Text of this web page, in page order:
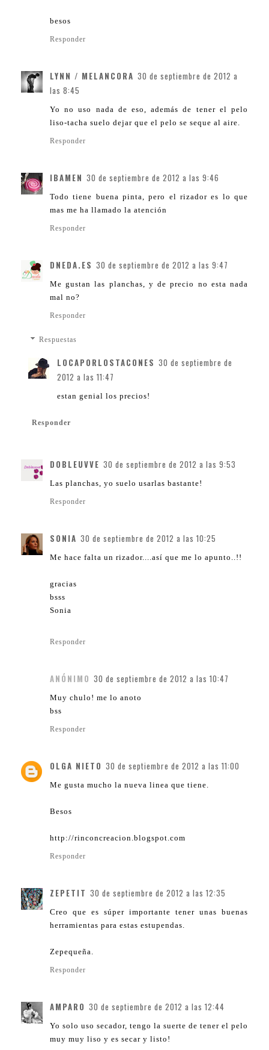
besos
Responder
LYNN / MELANCORA 30 de septiembre de 2012 a
las 8:45
Yo no uso nada de eso, además de tener el pelo
liso-tacha suelo dejar que el pelo se seque al aire.
Responder
IBAMEN 30 de septiembre de 2012 a las 9:46
Todo tiene buena pinta, pero el rizador es lo que
mas me ha llamado la atención
Responder
DNEDA.ES 30 de septiembre de 2012 a las 9:47
Me gustan las planchas, y de precio no esta nada
mal no?
Responder
Respuestas
LOCAPORLOSTACONES 30 de septiembre de
2012 a las 11:47
estan genial los precios!
Responder
DOBLEUVVE 30 de septiembre de 2012 a las 9:53
Las planchas, yo suelo usarlas bastante!
Responder
SONIA 30 de septiembre de 2012 a las 10:25
Me hace falta un rizador....así que me lo apunto..!!
gracias
bsss
Sonia
Responder
ANÓNIMO 30 de septiembre de 2012 a las 10:47
Muy chulo! me lo anoto
bss
Responder
OLGA NIETO 30 de septiembre de 2012 a las 11:00
Me gusta mucho la nueva linea que tiene.
Besos
http://rinconcreacion.blogspot.com
Responder
ZEPETIT 30 de septiembre de 2012 a las 12:35
Creo que es súper importante tener unas buenas
herramientas para estas estupendas.
Zepequeña.
Responder
AMPARO 30 de septiembre de 2012 a las 12:44
Yo solo uso secador, tengo la suerte de tener el pelo
muy muy liso y es secar y listo!